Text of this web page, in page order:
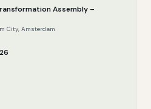
Assembly –
City, Amsterdam